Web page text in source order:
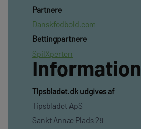
Partnere
Danskfodbold.com
Bettingpartnere
SpilXperten
Information
TIpsbladet.dk udgives af
Tipsbladet ApS
Sankt Annæ Plads 28